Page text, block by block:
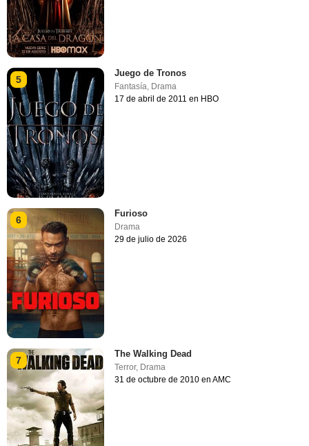
5
Juego de Tronos
Fantasía Drama
17 de abril de 2011 en HBO
6
Furioso
Drama
29 de julio de 2026
7
The Walking Dead
Terror, Drama
31 de octubre de 2010 en AMC